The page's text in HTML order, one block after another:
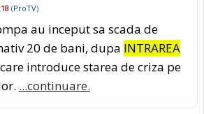
(ProTV)
au inceput sa scada de
20 de bani, dupa INTRAREA
introduce starea de criza pe
...continuare.